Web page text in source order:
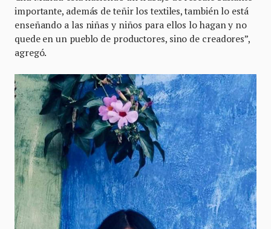
importante, además de teñir los textiles, también lo está
enseñando a las niñas y niños para ellos lo hagan y no
quede en un pueblo de productores, sino de creadores”,
agregó.